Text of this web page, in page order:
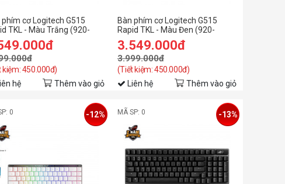
phím cơ Logitech G515
TKL - Màu Trắng (920-
kiệm: 450.000đ)
hệ Thêm vào giỏ
Bàn phím cơ Logitech G515
Rapid TKL - Màu Đen (920-
013868)
3.549.000đ
3.999.000đ
(Tiết kiệm: 450.000đ)
Liên hệ Thêm vào giỏ
0 -12% MÃ SP: 0 -13%